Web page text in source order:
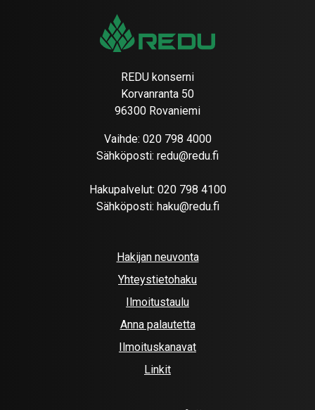
REDU konserni
Korvanranta 50
96300 Rovaniemi
Vaihde: 020 798 4000
Sähköposti: redu@redu.fi
Hakupalvelut: 020 798 4100
Sähköposti: haku@redu.fi
Hakijan neuvonta
Yhteystietohaku
Ilmoitustaulu
Anna palautetta
Ilmoituskanavat
Linkit